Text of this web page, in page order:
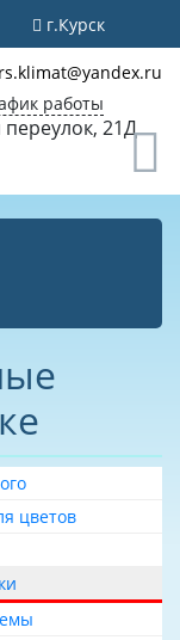
г.Курск
работы
21Д
цветов